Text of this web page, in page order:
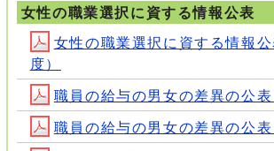
女性の職業選択に資する情報公表
女性の職業選択に資する情報
度）
職員の給与の男女の差異の公表
職員の給与の男女の差異の公表